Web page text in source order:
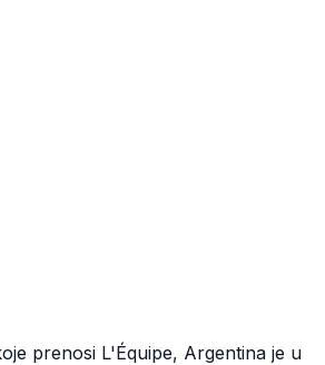
prenosi L'Équipe, Argentina je u